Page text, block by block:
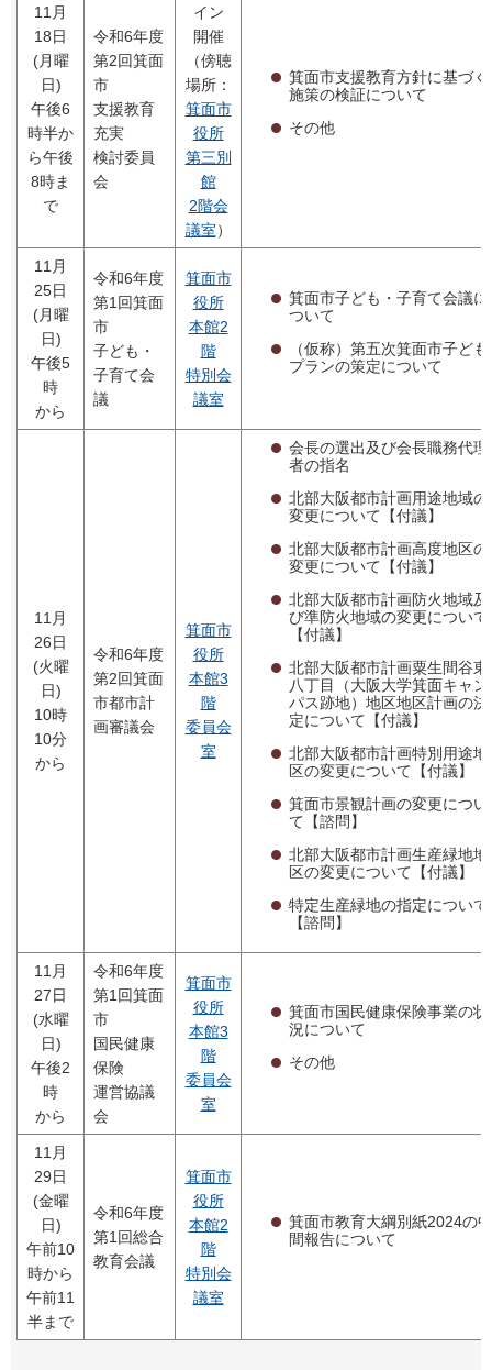
11月
18日
(月曜
日)
午後6
時半か
ら午後
8時ま
で
令和6年度
第2回箕面
市
支援教育
充実
検討委員
会
イン
開催
（傍聴
場所：
箕面市
役所
第三別
館
2階会
議室）
箕面市支援教育方針に基づく
施策の検証について
その他
11月
25日
(月曜
日)
午後5
時
から
令和6年度
第1回箕面
市
子ども・
子育て会
議
箕面市
役所
本館2
階
特別会
議室
箕面市子ども・子育て会議に
ついて
（仮称）第五次箕面市子ども
プランの策定について
11月
26日
(火曜
日)
10時
10分
から
令和6年度
第2回箕面
市都市計
画審議会
箕面市
役所
本館3
階
委員会
室
会長の選出及び会長職務代理
者の指名
北部大阪都市計画用途地域の
変更について【付議】
北部大阪都市計画高度地区の
変更について【付議】
北部大阪都市計画防火地域及
び準防火地域の変更について
【付議】
北部大阪都市計画粟生間谷東
八丁目（大阪大学箕面キャン
パス跡地）地区地区計画の決
定について【付議】
北部大阪都市計画特別用途地
区の変更について【付議】
箕面市景観計画の変更につい
て【諮問】
北部大阪都市計画生産緑地地
区の変更について【付議】
特定生産緑地の指定について
【諮問】
11月
27日
(水曜
日)
午後2
時
から
令和6年度
第1回箕面
市
国民健康
保険
運営協議
会
箕面市
役所
本館3
階
委員会
室
箕面市国民健康保険事業の状
況について
その他
11月
29日
(金曜
日)
午前10
時から
午前11
半まで
令和6年度
第1回総合
教育会議
箕面市
役所
本館2
階
特別会
議室
箕面市教育大綱別紙2024の中
間報告について